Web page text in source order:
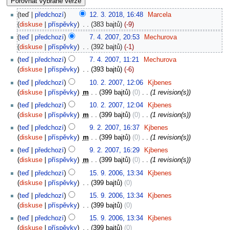
teď předchozí 12. 3. 2018, 16:48
Marcela
diskuse
příspěvky 383 bajtů
-9
teď
předchozí 7. 4. 2007, 20:53
Mechurova
diskuse
příspěvky 392 bajtů
-1
teď
předchozí 7. 4. 2007, 11:21
Mechurova
diskuse
příspěvky 393 bajtů
-6
teď
předchozí 10. 2. 2007, 12:06
Kjbenes
diskuse
příspěvky m 399 bajtů 0 ‎
1 revision(s)
teď
předchozí 10. 2. 2007, 12:04
Kjbenes
diskuse
příspěvky m 399 bajtů 0 ‎
1 revision(s)
teď
předchozí 9. 2. 2007, 16:37
Kjbenes
diskuse
příspěvky m 399 bajtů 0 ‎
1 revision(s)
teď
předchozí 9. 2. 2007, 16:29
Kjbenes
diskuse
příspěvky m 399 bajtů 0 ‎
1 revision(s)
teď
předchozí 15. 9. 2006, 13:34
Kjbenes
diskuse
příspěvky 399 bajtů
0
teď
předchozí 15. 9. 2006, 13:34
Kjbenes
diskuse
příspěvky 399 bajtů
0
teď
předchozí 15. 9. 2006, 13:34
Kjbenes
diskuse
příspěvky 399 bajtů 0